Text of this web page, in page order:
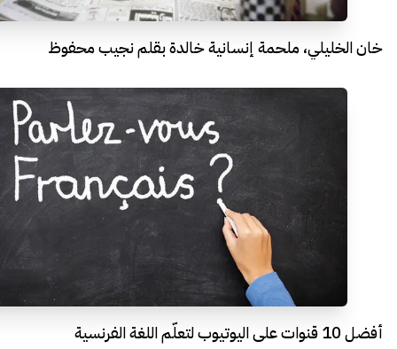
خان الخليلي، ملحمة إنسانية خالدة بقلم نجيب محفوظ
أفضل 10 قنوات على اليوتيوب لتعلّم اللغة الفرنسية